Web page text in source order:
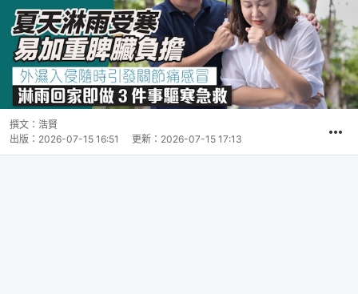
撰文： 浩賢
出版： 2026-07-15 16:51 更新： 2026-07-15 17:13